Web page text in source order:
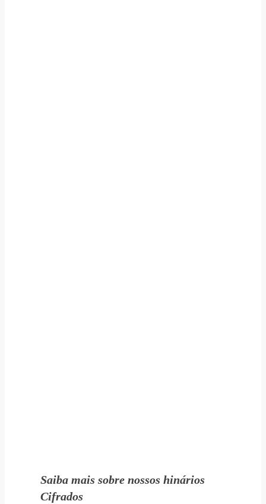
Saiba mais sobre nossos hinários
Cifrados